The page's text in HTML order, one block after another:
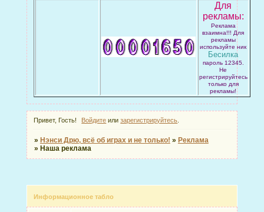
Для
рекламы:
Реклама
взаимна!!! Для
рекламы
используйте ник
Бесилка
пароль 12345.
Не
регистрируйтесь
только для
рекламы!
Привет, Гость! Войдите илизарегистрируйтесь
» Нэнси Дрю, всё об играх и не только! » Реклама
» Наша реклама
Информационное табло